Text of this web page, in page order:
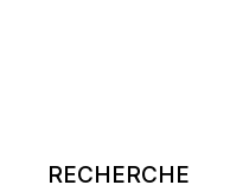
Search